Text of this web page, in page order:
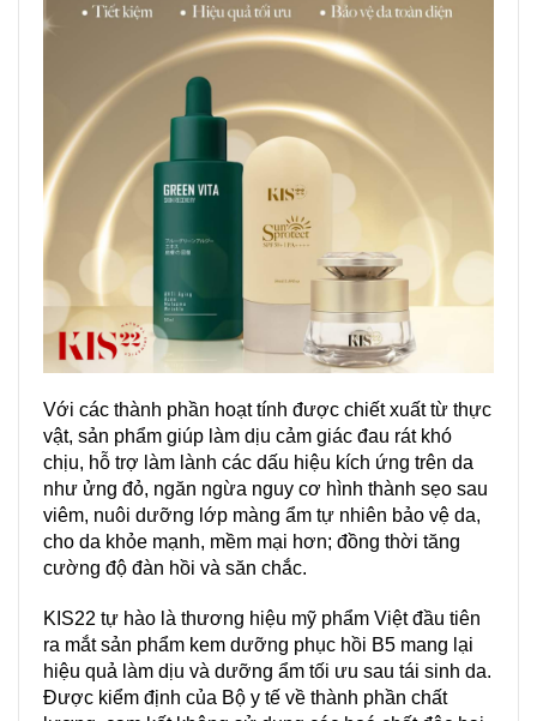
Với các thành phần hoạt tính được chiết xuất từ thực
vật, sản phẩm giúp làm dịu cảm giác đau rát khó
chịu, hỗ trợ làm lành các dấu hiệu kích ứng trên da
như ửng đỏ, ngăn ngừa nguy cơ hình thành sẹo sau
viêm, nuôi dưỡng lớp màng ẩm tự nhiên bảo vệ da,
cho da khỏe mạnh, mềm mại hơn; đồng thời tăng
cường độ đàn hồi và săn chắc.
KIS22 tự hào là thương hiệu mỹ phẩm Việt đầu tiên
ra mắt sản phẩm kem dưỡng phục hồi B5 mang lại
hiệu quả làm dịu và dưỡng ẩm tối ưu sau tái sinh da.
Được kiểm định của Bộ y tế về thành phần chất